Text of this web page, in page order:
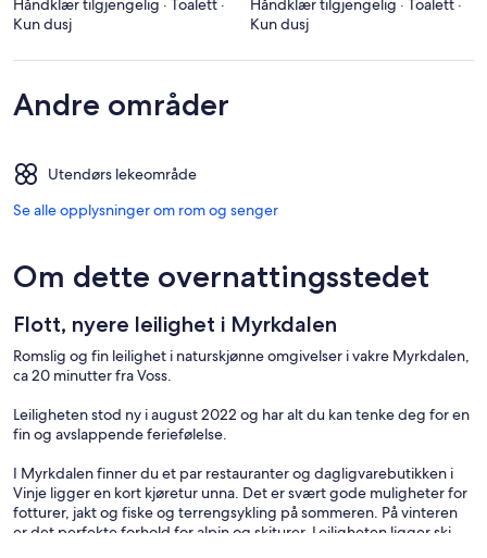
Håndklær tilgjengelig · Toalett ·
Kun dusj
Håndklær tilgjengelig · Toalett ·
Kun dusj
Andre områder
Utendørs lekeområde
Se alle opplysninger om rom og senger
Om dette overnattingsstedet
Flott, nyere leilighet i Myrkdalen
Romslig og fin leilighet i naturskjønne omgivelser i vakre Myrkdalen,
ca 20 minutter fra Voss.
Leiligheten stod ny i august 2022 og har alt du kan tenke deg for en
fin og avslappende feriefølelse.
I Myrkdalen finner du et par restauranter og dagligvarebutikken i
Vinje ligger en kort kjøretur unna. Det er svært gode muligheter for
fotturer, jakt og fiske og terrengsykling på sommeren. På vinteren
er det perfekte forhold for alpin og skiturer. Leiligheten ligger ski